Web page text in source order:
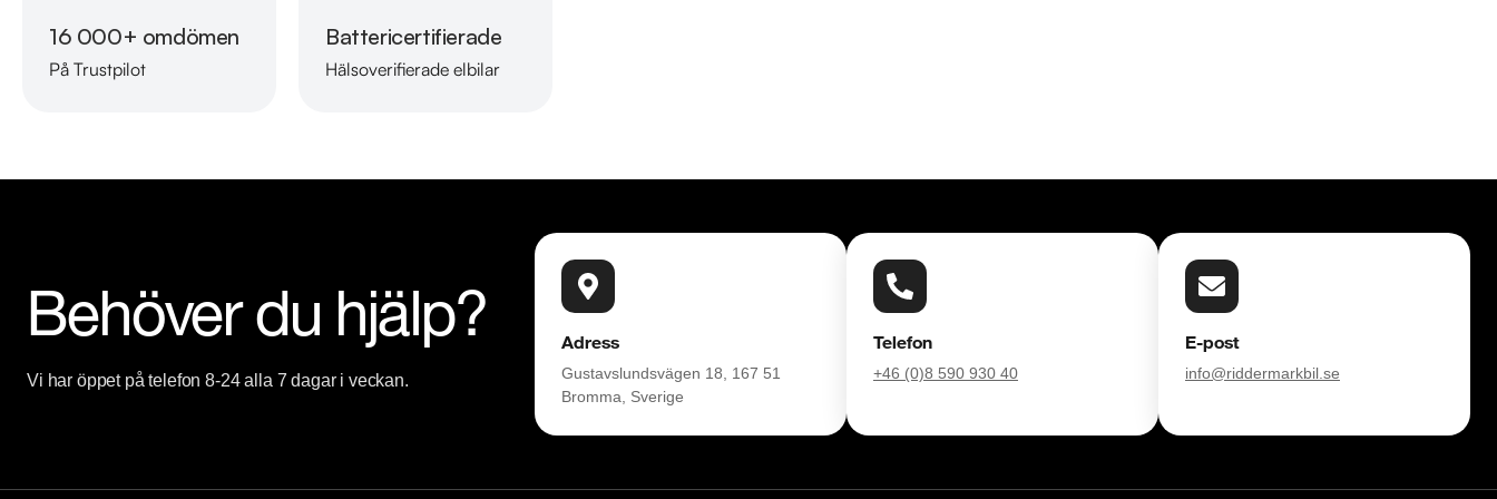
på 08-522 22 788 för att säkerställa att din drömbil finns kvar!
Vi erbjuder skräddarsydd finansiering, marknadens billigaste helförsäkring och tar gärna din gamla bil i inbyte.
Butik: Måndag - Fredag 09:00 - 19:00, Lördag 10:00 - 17:00, Söndag 10:00 - 16:00
Välkomna!
16 000+ omdömen
På Trustpilot
Battericertifierade
Hälsoverifierade elbilar
Behöver du hjälp?
Vi har öppet på telefon 8-24 alla 7 dagar i veckan.
Adress
Gustavslundsvägen 18, 167 51
Bromma, Sverige
Telefon
+46 (0)8 590 930 40
E-post
info@riddermarkbil.se